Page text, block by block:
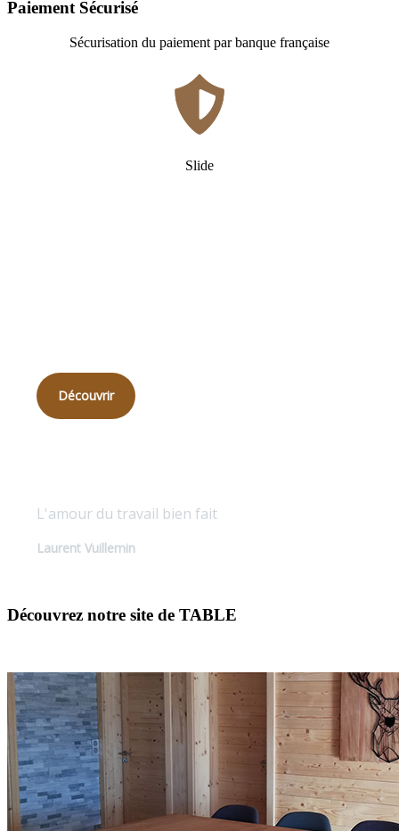
Paiement Sécurisé
Sécurisation du paiement par banque française
Slide
Découvrir
L'amour du travail bien fait
Laurent Vuillemin
Découvrez notre site de TABLE